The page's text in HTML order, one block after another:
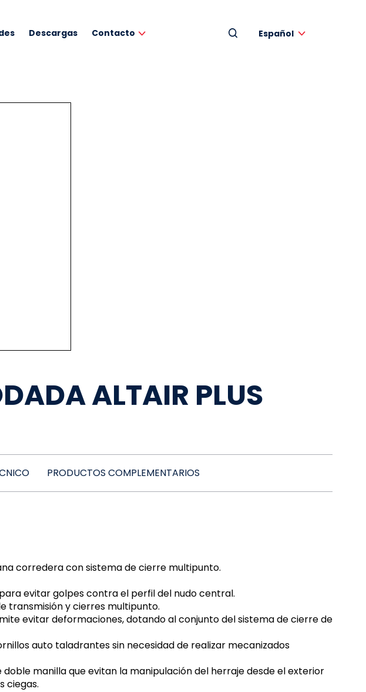
Descargas Contacto Español
ALTAIR PLUS
PRODUCTOS COMPLEMENTARIOS
corredera con sistema de cierre multipunto.
evitar golpes contra el perfil del nudo central.
transmisión y cierres multipunto.
evitar deformaciones, dotando al conjunto del sistema de cierre de
auto taladrantes sin necesidad de realizar mecanizados
manilla que evitan la manipulación del herraje desde el exterior
ciegas.